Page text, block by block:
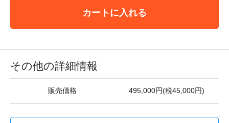
カートに入れる
その他の詳細情報
販売価格 495,000円(税45,000円)